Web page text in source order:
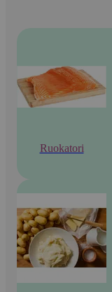
Ruokatori